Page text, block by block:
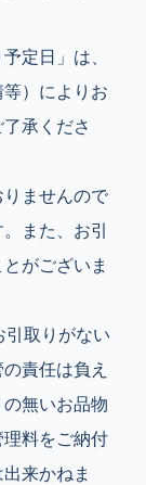
定日」は、
）によりお
承くださ
ませんので
また、お引
がございま
引取りがない
責任は負え
無いお品物
料をご納付
来かねま